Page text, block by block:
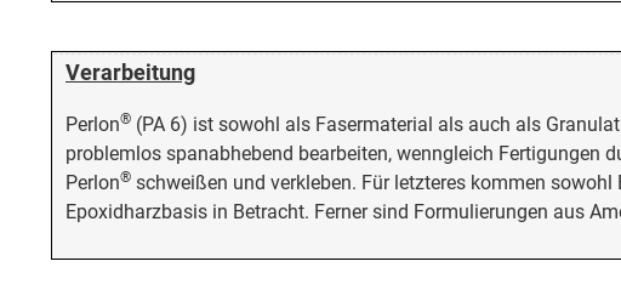
Verarbeitung
Perlon® (PA 6) ist sowohl als Fasermaterial als auch als
problemlos spanabhebend bearbeiten, wenngleich Fertigungen
Perlon® schweißen und verkleben. Für letzteres kommen
Epoxidharzbasis in Betracht. Ferner sind Formulierungen aus